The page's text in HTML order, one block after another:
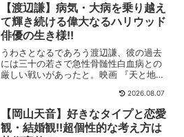
【渡辺謙】病気・大病を乗り越え
て輝き続ける偉大なるハリウッド
俳優の生き様!!
うわさとなるであろう渡辺謙、彼の過去
には三十の若さで急性骨髄性白血病との
厳しい戦いがあったと。映画 『天と地
2026.08.07
【岡山天音】好きなタイプと恋愛
観・結婚観!!超個性的な考え方は